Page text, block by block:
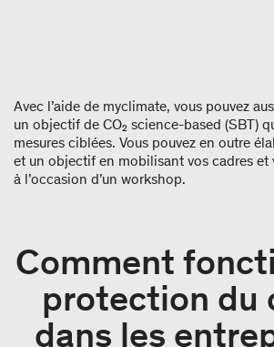
Avec l’aide de myclimate, vous pouvez
un objectif de CO₂ science-based (SBT)
mesures ciblées. Vous pouvez en outre
et un objectif en mobilisant vos cadres et
à l’occasion d’un workshop.
Comment
protection du
dans les